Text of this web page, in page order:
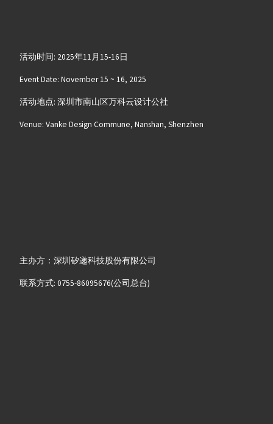
活动时间: 2025年11月15-16日
Event Date: November 15 ~ 16, 2025
活动地点: 深圳市南山区万科云设计公社
Venue: Vanke Design Commune, Nanshan, Shenzhen
主办方：深圳矽递科技股份有限公司
联系方式: 0755-86095676(公司总台)